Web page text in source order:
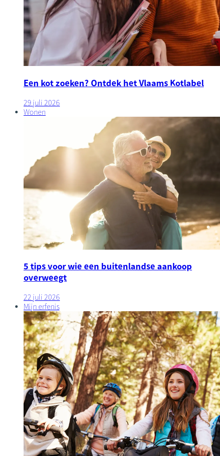
Een kot zoeken? Ontdek het Vlaams Kotlabel
29 juli 2026
Wonen
5 tips voor wie een buitenlandse aankoop
overweegt
22 juli 2026
Mijn erfenis